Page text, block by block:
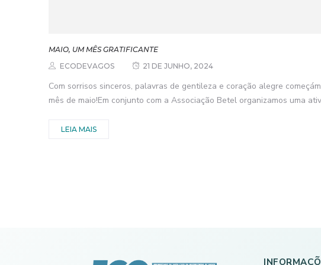
MAIO, UM MÊS GRATIFICANTE
ECODEVAGOS
21 DE JUNHO, 2024
Com sorrisos sinceros, palavras de gentileza e coração alegre
mês de maio!Em conjunto com a Associação Betel organizamos uma
LEIA MAIS